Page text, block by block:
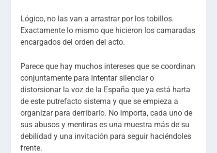
Lógico, no las van a arrastrar por los tobillos.
Exactamente lo mismo que hicieron los camaradas
encargados del orden del acto.
Parece que hay muchos intereses que se coordinan
conjuntamente para intentar silenciar o
distorsionar la voz de la España que ya está harta
de este putrefacto sistema y que se empieza a
organizar para derribarlo. No importa, cada uno de
sus abusos y mentiras es una muestra más de su
debilidad y una invitación para seguir haciéndoles
frente.